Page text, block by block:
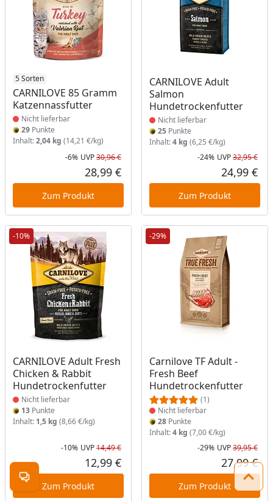
5 Sorten
CARNILOVE 85 Gramm
Katzennassfutter
Produkt nicht lieferbar
Nicht lieferbar
29 Punkte
Inhalt:2,04 kg (14,21 €/kg)
Rabatt in Prozent
-6%
Ursprünglicher Preis
UVP30,96 €
Aktueller Preis
28,99 €
Zum Produkt
CARNILOVE Adult
Salmon
Hundetrockenfutter
Produkt nicht lieferbar
Nicht lieferbar
25Punkte
Inhalt:4 kg (6,25 €/kg)
-24% UVP32,95 €
24,99 €
Zum Produkt
-10%
CARNILOVE Adult Fresh
Chicken & Rabbit
Hundetrockenfutter
Produkt nicht lieferbar
Nicht lieferbar
13 Punkte
Inhalt: 1,5 kg (8,66 €/kg)
Rabatt in Prozent
-10%
Ursprünglicher Preis
UVP14,49 €
Aktueller Preis
12,99 €
Zum Produkt
-29%
Carnilove TF Adult -
Fresh Beef
Hundetrockenfutter
(1)
Produkt nicht lieferbar
Nicht lieferbar
28Punkte
Inhalt:4 kg (7,00 €/kg)
-29% UVP39,95 €
27,99 €
Zum Produkt
Kontakt öffnen